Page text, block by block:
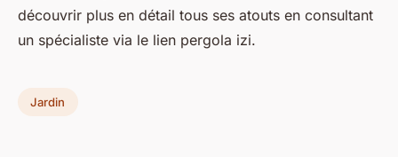
découvrir plus en détail tous ses atouts en consultant
un spécialiste via le lien pergola izi.
Jardin